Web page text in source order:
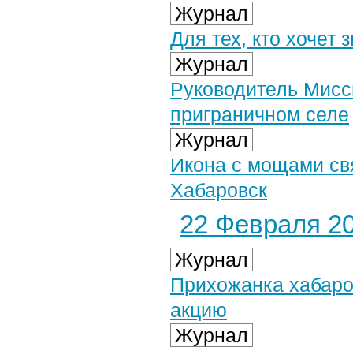
Журнал
Для тех, кто хочет
Журнал
Руководитель
приграничном селе
Журнал
Икона с мощами
Хабаровск
22 Февраля
Журнал
Прихожанка
акцию
Журнал